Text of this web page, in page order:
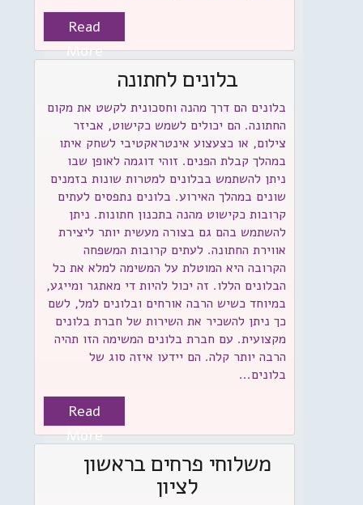
Read
More
בלונים לחתונה
בלונים הם דרך מהנה וחסכונית לקשט את מקום
החתונה. הם יכולים לשמש כקישוט, אביזר
צילום, או כצעצוע אינטראקטיבי לשחק איתו
במהלך קבלת הפנים. זוהי דוגמה לאופן שבו
ניתן להשתמש בבלונים למטרות שונות בזמנים
שונים במהלך האירוע. בלונים נתפסים לעתים
קרובות כקישוט מהנה בתכנון חתונות. ניתן
להשתמש בהם גם בצורה מעשית יותר ליצירת
אווירת החתונה. לעתים קרובות המשפחה
הקרובה היא המוטלת על המשימה למלא את כל
הבלונים הללו. זה יכול להיות די מאתגר ומייגע,
במיוחד כשיש הרבה אורחים ובלונים למל, לשם
כך ניתן להשכיר את השירות של חברת בלונים
מקצועית. עם חברת בלונים המשימה הזו תהיה
הרבה יותר קלה. הם יידעו איזה סוג של
בלונים...
Read
More
משלוחי פרחים בראשון
לציון